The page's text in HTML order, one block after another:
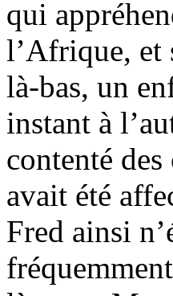
qui
l’Afrique, et
là-bas, un
instant à
contenté
avait été
Fred ainsi